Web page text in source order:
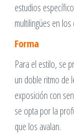
estudios
multilingües en
Forma
Para el estilo, se
un doble ritmo de
exposición con
se opta por la
que los avalan.